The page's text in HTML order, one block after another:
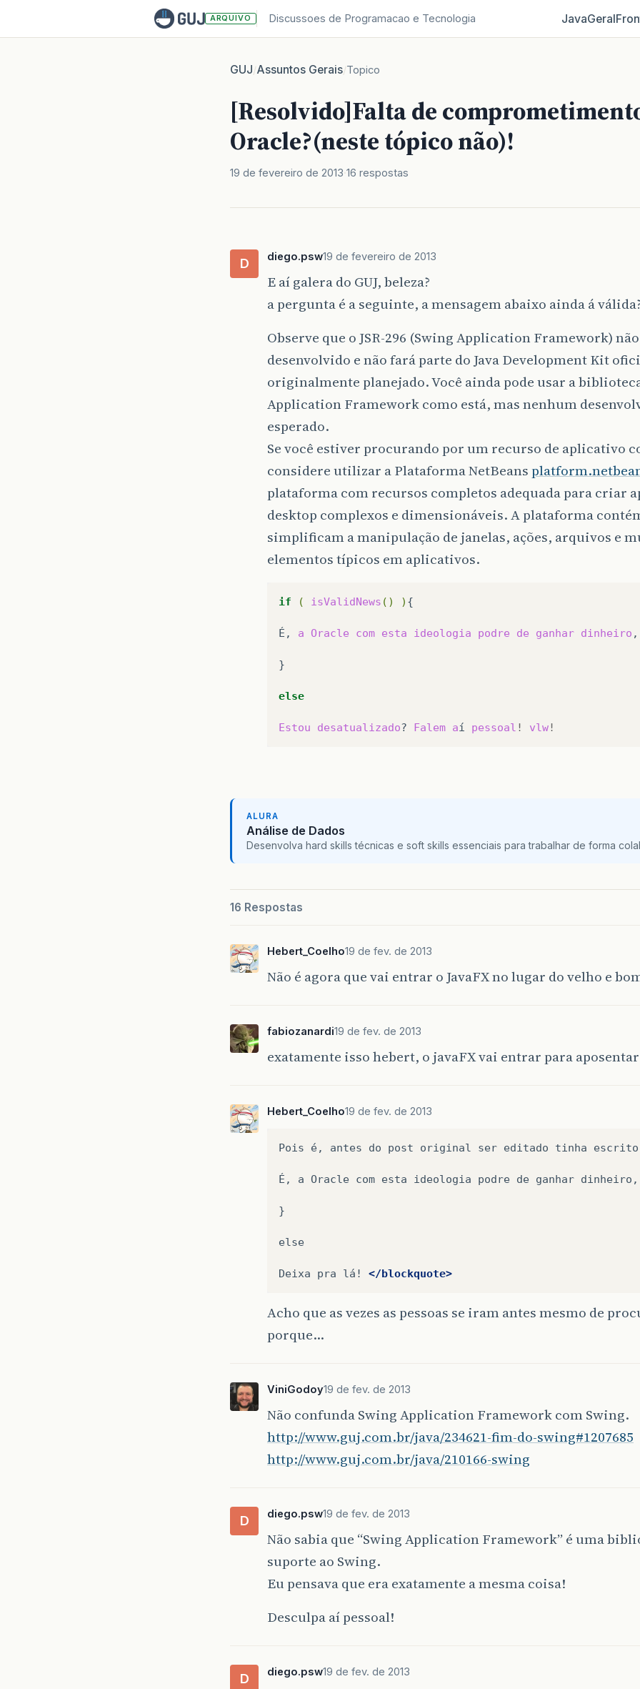
ARQUIVO Discussoes de Programacao e Tecnologia JavaGeral
GUJ/Assuntos Gerais/Topico
[Resolvido]Falta de
Oracle?(neste tópico não)!
19 de fevereiro de 2013 16 respostas
D diego.psw19 de fevereiro de 2013
E aí galera do GUJ, beleza?
a pergunta é a seguinte, a mensagem abaixo ainda á
Observe que o JSR-296 (Swing Application Framework)
desenvolvido e não fará parte do Java Development Kit
originalmente planejado. Você ainda pode usar a
Application Framework como está, mas nenhum
esperado.
Se você estiver procurando por um recurso de aplicativo
considere utilizar a Plataforma NetBeans
plataforma com recursos completos adequada para criar
desktop complexos e dimensionáveis. A plataforma
simplificam a manipulação de janelas, ações, arquivos e
elementos típicos em aplicativos.
if ( isValidNews () ) {
É, a Oracle com esta ideologia podre de ganhar dinheiro ,
}
else
Estou desatualizado? Falem aí pessoal ! vlw!
ALURA
Análise de Dados
Desenvolva hard skills técnicas e soft skills essenciais para trabalhar de forma
16 Respostas
Hebert_Coelho19 de fev. de 2013
Não é agora que vai entrar o JavaFX no lugar do velho e
fabiozanardi19 de fev. de 2013
exatamente isso hebert, o javaFX vai entrar para
Hebert_Coelho19 de fev. de 2013
Pois é, antes do post original ser editado tinha
É, a Oracle com esta ideologia podre de ganhar dinheiro,
}
else
Deixa pra lá! </blockquote>
Acho que as vezes as pessoas se iram antes mesmo de
porque…
ViniGodoy19 de fev. de 2013
Não confunda Swing Application Framework com Swing.
http://www.guj.com.br/java/234621-fim-do-swing#1207685
http://www.guj.com.br/java/210166-swing
D diego.psw19 de fev. de 2013
Não sabia que “Swing Application Framework” é uma
suporte ao Swing.
Eu pensava que era exatamente a mesma coisa!
Desculpa aí pessoal!
D diego.psw19 de fev. de 2013